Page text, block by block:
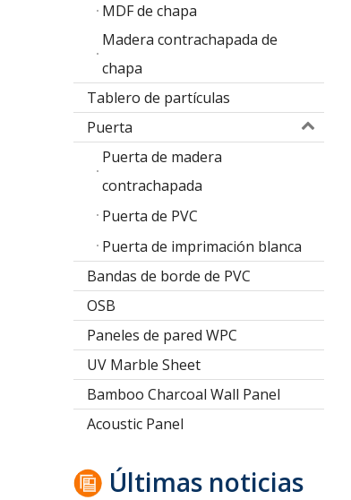
MDF de chapa
Madera contrachapada de
chapa
Tablero de partículas
Puerta
Puerta de madera
contrachapada
Puerta de PVC
Puerta de imprimación blanca
Bandas de borde de PVC
OSB
Paneles de pared WPC
UV Marble Sheet
Bamboo Charcoal Wall Panel
Acoustic Panel
Últimas noticias